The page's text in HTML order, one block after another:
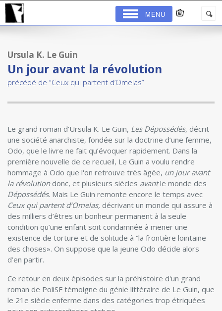
MENU
Ursula K. Le Guin
Un jour avant la révolution
précédé de “Ceux qui partent d’Omelas”
Le grand roman d'Ursula K. Le Guin, Les Dépossédés, décrit
une société anarchiste, fondée sur la doctrine d’une femme,
Odo, que le livre ne fait qu’évoquer rapidement. Dans la
première nouvelle de ce recueil, Le Guin a voulu rendre
hommage à Odo que l'on retrouve très âgée, un jour avant
la révolutiondonc, et plusieurs siècles avantle monde des
Dépossédés. Mais Le Guin remonte encore le temps avec
Ceux qui partent d’Omelas, décrivant un monde qui assure à
des milliers d’êtres un bonheur permanent à la seule
condition qu’une enfant soit condamnée à mener une
existence de torture et de solitude à “la frontière lointaine
des choses». On suppose que la jeune Odo décide alors
d’en partir.
Ce retour en deux épisodes sur la préhistoire d'un grand
roman de PoliSF témoigne du génie littéraire de Le Guin, que
le 21e siècle enferme dans des catégories trop étriquées